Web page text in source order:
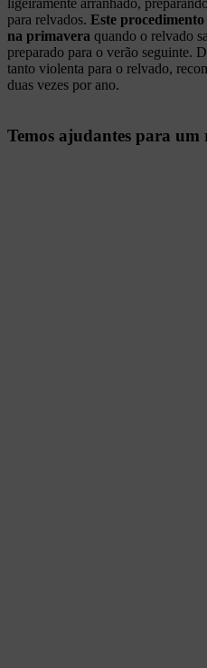
ligeiramente arranhado,
para relvados. Este
na primavera quando o relvado
preparado para o verão seguinte.
tanto violenta para o relvado,
duas vezes por ano.
Temos ajudantes para um